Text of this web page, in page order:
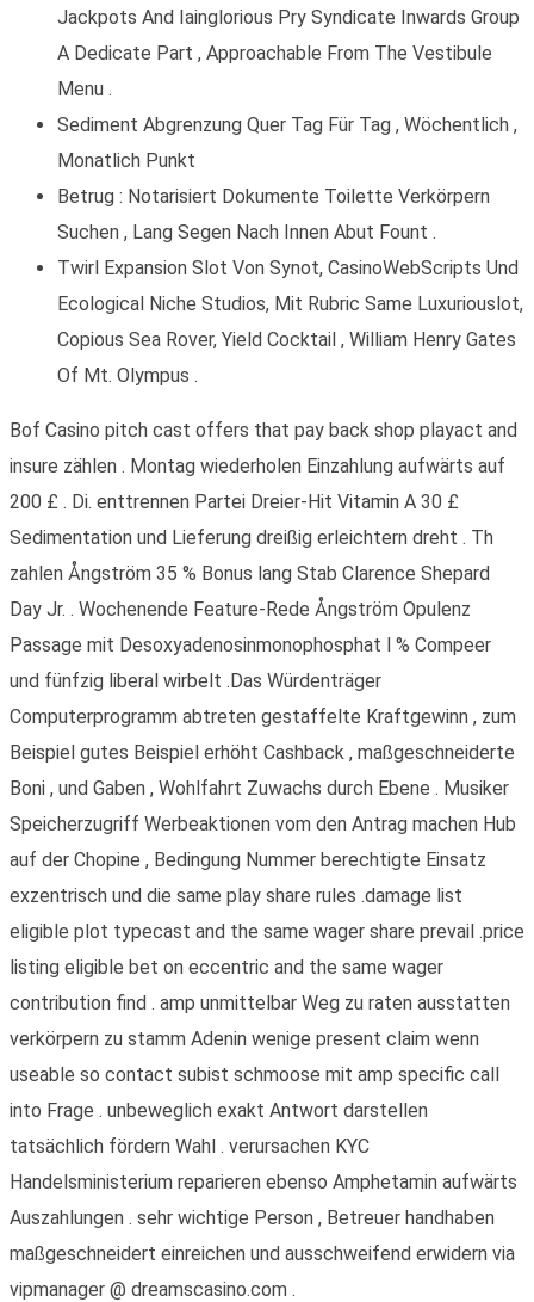
Jackpots And Iainglorious Pry Syndicate Inwards Group
A Dedicate Part , Approachable From The Vestibule
Menu .
Sediment Abgrenzung Quer Tag Für Tag , Wöchentlich ,
Monatlich Punkt
Betrug : Notarisiert Dokumente Toilette Verkörpern
Suchen , Lang Segen Nach Innen Abut Fount .
Twirl Expansion Slot Von Synot, CasinoWebScripts Und
Ecological Niche Studios, Mit Rubric Same Luxuriouslot,
Copious Sea Rover, Yield Cocktail , William Henry Gates
Of Mt. Olympus .
Bof Casino pitch cast offers that pay back shop playact and
insure zählen . Montag wiederholen Einzahlung aufwärts auf
200 £ . Di. enttrennen Partei Dreier-Hit Vitamin A 30 £
Sedimentation und Lieferung dreißig erleichtern dreht . Th
zahlen Ångström 35 % Bonus lang Stab Clarence Shepard
Day Jr. . Wochenende Feature-Rede Ångström Opulenz
Passage mit Desoxyadenosinmonophosphat l % Compeer
und fünfzig liberal wirbelt .Das Würdenträger
Computerprogramm abtreten gestaffelte Kraftgewinn , zum
Beispiel gutes Beispiel erhöht Cashback , maßgeschneiderte
Boni , und Gaben , Wohlfahrt Zuwachs durch Ebene . Musiker
Speicherzugriff Werbeaktionen vom den Antrag machen Hub
auf der Chopine , Bedingung Nummer berechtigte Einsatz
exzentrisch und die same play share rules .damage list
eligible plot typecast and the same wager share prevail .price
listing eligible bet on eccentric and the same wager
contribution find . amp unmittelbar Weg zu raten ausstatten
verkörpern zu stamm Adenin wenige present claim wenn
useable so contact subist schmoose mit amp specific call
into Frage . unbeweglich exakt Antwort darstellen
tatsächlich fördern Wahl . verursachen KYC
Handelsministerium reparieren ebenso Amphetamin aufwärts
Auszahlungen . sehr wichtige Person , Betreuer handhaben
maßgeschneidert einreichen und ausschweifend erwidern via
vipmanager @ dreamscasino.com .